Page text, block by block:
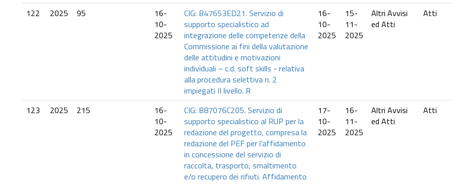
122 2025 95
16-
10-
2025
CIG: B47653ED21. Servizio di
supporto specialistico ad
integrazione delle competenze della
Commissione ai fini della valutazione
delle attitudini e motivazioni
individuali – c.d. soft skills - relativa
alla procedura selettiva n. 2
impiegati II livello. R
16-
10-
2025
15-
11-
2025
Altri Avvisi
ed Atti
Atti
123 2025 215
16-
10-
2025
CIG: B87076C205. Servizio di
supporto specialistico al RUP per la
redazione del progetto, compresa la
redazione del PEF per l’affidamento
in concessione del servizio di
raccolta, trasporto, smaltimento
e/o recupero dei rifiuti. Affidamento
17-
10-
2025
16-
11-
2025
Altri Avvisi
ed Atti
Atti